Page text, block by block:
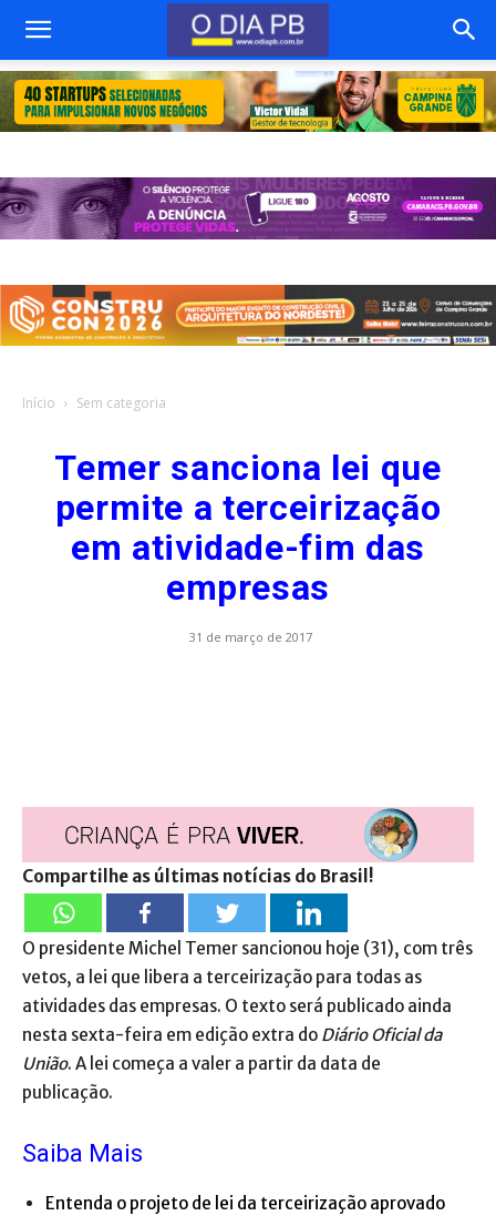
Início Sem categoria
Temer sanciona lei que
permite a terceirização
em atividade-fim das
empresas
31 de março de 2017
Compartilhe as últimas notícias do Brasil!
O presidente Michel Temer sancionou hoje (31), com três
vetos, a lei que libera a terceirização para todas as
atividades das empresas. O texto será publicado ainda
nesta sexta-feira em edição extra do Diário Oficial da
União. A lei começa a valer a partir da data de
publicação.
Saiba Mais
Entenda o projeto de lei da terceirização aprovado